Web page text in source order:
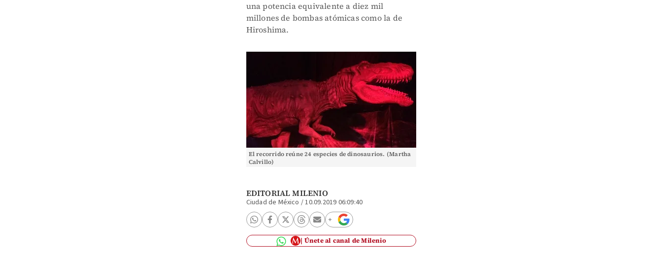
una potencia equivalente a diez mil
millones de bombas atómicas como la de
Hiroshima.
El recorrido reúne 24 especies de dinosaurios. (Martha
Calvillo)
EDITORIAL MILENIO
Ciudad de México /10.09.2019 06:09:40
Únete al canal de Milenio